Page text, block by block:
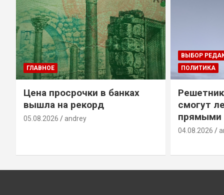
ГЛАВНОЕ
Цена просрочки в банках
вышла на рекорд
05.08.2026 andrey
ВЫБОР
ПОЛИТИКА
смогут
прямыми
04.08.2026